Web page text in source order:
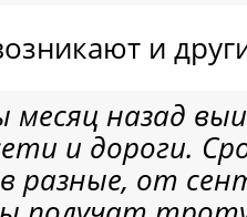
и
назад
и дороги.
разные, от